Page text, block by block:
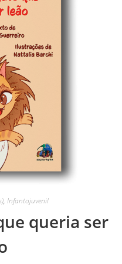
, Infantojuvenil
queria ser